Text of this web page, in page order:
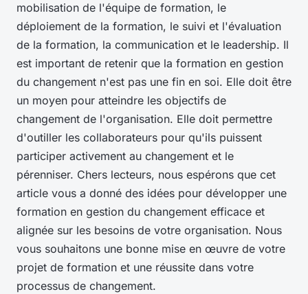
mobilisation de l'équipe de formation, le
déploiement de la formation, le suivi et l'évaluation
de la formation, la communication et le leadership. Il
est important de retenir que la formation en gestion
du changement n'est pas une fin en soi. Elle doit être
un moyen pour atteindre les objectifs de
changement de l'organisation. Elle doit permettre
d'outiller les collaborateurs pour qu'ils puissent
participer activement au changement et le
pérenniser. Chers lecteurs, nous espérons que cet
article vous a donné des idées pour développer une
formation en gestion du changement efficace et
alignée sur les besoins de votre organisation. Nous
vous souhaitons une bonne mise en œuvre de votre
projet de formation et une réussite dans votre
processus de changement.